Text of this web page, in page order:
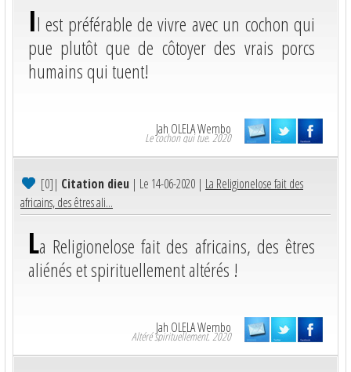
Il est préférable de vivre avec un cochon qui
pue plutôt que de côtoyer des vrais porcs
humains qui tuent!
Jah OLELA Wembo
Le cochon qui tue. 2020
[0]| Citation dieu | Le 14-06-2020 | La Religionelose fait des
africains, des êtres ali...
La Religionelose fait des africains, des êtres
aliénés et spirituellement altérés !
Jah OLELA Wembo
Altéré spirituellement. 2020